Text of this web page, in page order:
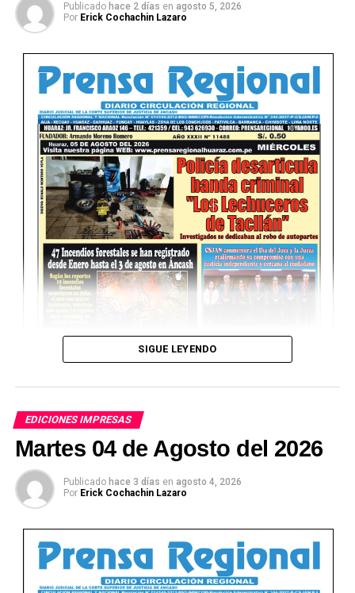
Ver Online
Publicado hace 2 días en agosto 5, 2026
Por Erick Cochachin Lazaro
SIGUE LEYENDO
EDICIONES IMPRESAS
Martes 04 de Agosto del 2026
Publicado hace 3 días en agosto 4, 2026
Por Erick Cochachin Lazaro